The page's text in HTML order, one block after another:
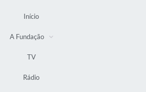
Início
A Fundação
TV
Rádio